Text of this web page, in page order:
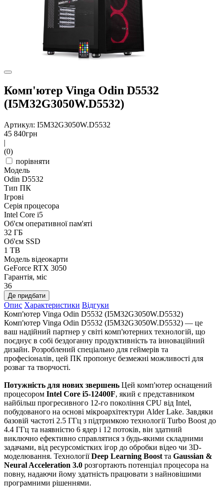
Комп'ютер Vinga Odin D5532
(I5M32G3050W.D5532)
Артикул: I5M32G3050W.D5532
45 840грн
|
(0)
порівняти
Модель
Odin D5532
Тип ПК
Ігрові
Серія процесора
Intel Core i5
Об'єм оперативної пам'яті
32 ГБ
Об'єм SSD
1 TB
Модель відеокарти
GeForce RTX 3050
Гарантія, міс
36
Де придбати
Опис Характеристики Відгуки
Комп'ютер Vinga Odin D5532 (I5M32G3050W.D5532)
Комп'ютер Vinga Odin D5532 (I5M32G3050W.D5532) — це
ваш надійний партнер у світі комп'ютерних технологій, що
поєднує в собі бездоганну продуктивність та інноваційний
дизайн. Розроблений спеціально для геймерів та
професіоналів, цей ПК пропонує безмежні можливості для
розваг та творчості.
Потужність для нових звершень Цей комп'ютер оснащений
процесором Intel Core i5-12400F, який є представником
найбільш прогресивного 12-го покоління CPU від Intel,
побудованого на основі мікроархітектури Alder Lake. Завдяки
базовій частоті 2.5 ГГц з підтримкою технології Turbo Boost до
4.4 ГГц та наявністю 6 ядер і 12 потоків, він здатний
виключно ефективно справлятися з будь-якими складними
задачами, від ресурсомістких ігор до обробки відео чи 3D-
моделювання. ТехнологіїDeep Learning Boost та Gaussian &
Neural Acceleration 3.0 розгортають потенціал процесора на
повну, надаючи йому здатність працювати з найновішими
програмними рішеннями.